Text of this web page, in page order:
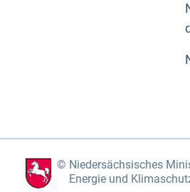
Niedersächsisches
Energie und